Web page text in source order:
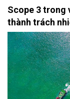
Scope 3 trong
thành trách